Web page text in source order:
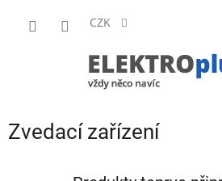
CZK
Zvedací zařízení